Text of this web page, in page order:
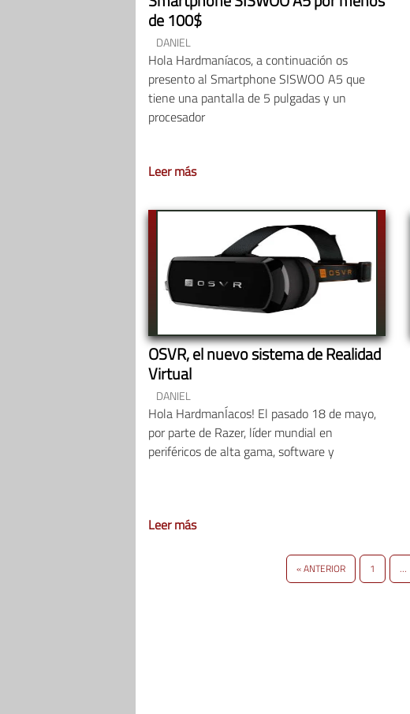
de 100$
DANIEL
Hola Hardmaníacos, a continuación os
presento al Smartphone SISWOO A5 que
tiene una pantalla de 5 pulgadas y un
procesador
Leer más
OSVR, el nuevo sistema de Realidad
Virtual
DANIEL
Hola HardmanÍacos! El pasado 18 de mayo,
por parte de Razer, líder mundial en
periféricos de alta gama, software y
Leer más
« ANTERIOR 1 …